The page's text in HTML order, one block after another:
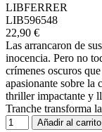
LIBFERRER
LIB596548
22,90 €
Las arrancaron de
inocencia. Pero no
crímenes oscuros
apasionante sobre
thriller impactante y
Tranche transforma
Añadir al carrito